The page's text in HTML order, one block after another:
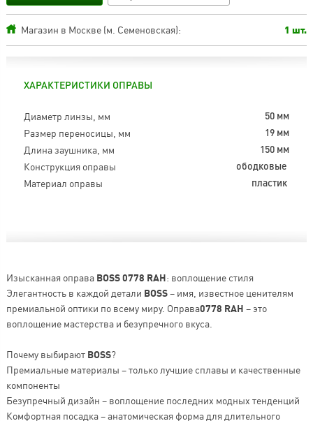
Магазин в Москве (м. Семеновская): 1 шт.
ХАРАКТЕРИСТИКИ ОПРАВЫ
Диаметр линзы, мм 50 мм
Размер переносицы, мм 19 мм
Длина заушника, мм 150 мм
Конструкция оправы ободковые
Материал оправы пластик
Изысканная оправа BOSS 0778 RAH: воплощение стиля
Элегантность в каждой детали BOSS– имя, известное ценителям
премиальной оптики по всему миру. Оправа0778 RAH – это
воплощение мастерства и безупречного вкуса.
Почему выбирают BOSS?
Премиальные материалы – только лучшие сплавы и качественные
компоненты
Безупречный дизайн – воплощение последних модных тенденций
Комфортная посадка – анатомическая форма для длительного